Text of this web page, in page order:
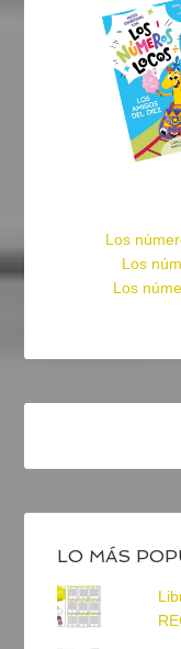
Los
Los
Los
LO MÁS